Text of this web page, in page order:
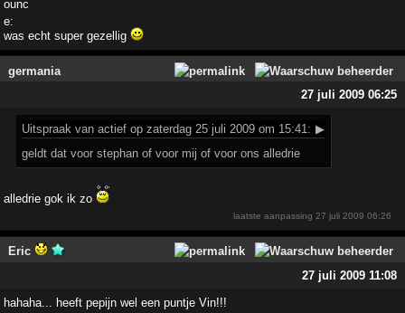
was echt super gezellig
germania
27 juli 2009 06:25
Uitspraak van actief op zaterdag 25 juli 2009 om 15:41: ▶
geldt dat voor stephan of voor mij of voor ons alledrie
alledrie gok ik zo
laatste aanpassing27 juli 2009 06:26
Eric
27 juli 2009 11:08
hahaha... heeft pepijn wel een puntje Vin!!!